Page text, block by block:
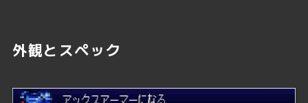
外観とスペック